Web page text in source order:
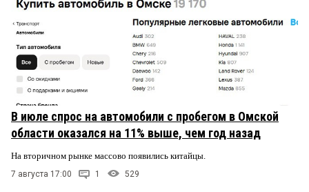
В июле спрос на автомобили с пробегом в Омской
области оказался на 11% выше, чем год назад
На вторичном рынке массово появились китайцы.
7 августа 17:00 1 529